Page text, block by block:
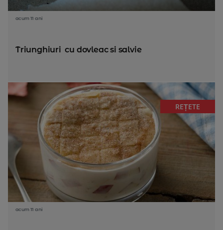
acum 11 ani
Triunghiuri cu dovleac si salvie
REȚETE
acum 11 ani